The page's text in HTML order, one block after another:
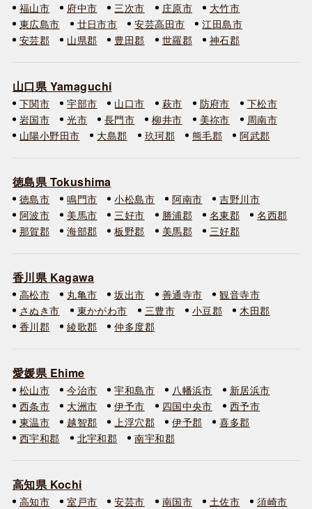
福山市 府中市 三次市 庄原市
大竹市
東広島市
廿日市市 安芸高田市
江田島市
安芸郡
山県郡 豊田郡 世羅郡 神石郡
山口県 Yamaguchi
下関市 宇部市 山口市 萩市 防府市
下松市
岩国市
光市 長門市 柳井市 美祢市
周南市
山陽小野田市
大島郡 玖珂郡 熊毛郡 阿武郡
徳島県 Tokushima
徳島市 鳴門市 小松島市 阿南市
吉野川市
阿波市
美馬市 三好市 勝浦郡 名東郡
名西郡
那賀郡
海部郡 板野郡 美馬郡 三好郡
香川県 Kagawa
高松市 丸亀市 坂出市 善通寺市
観音寺市
さぬき市
東かがわ市 三豊市 小豆郡
木田郡
香川郡
綾歌郡 仲多度郡
愛媛県 Ehime
松山市 今治市 宇和島市 八幡浜市
新居浜市
西条市
大洲市 伊予市 四国中央市
西予市
東温市
越智郡 上浮穴郡 伊予郡
喜多郡
西宇和郡
北宇和郡 南宇和郡
高知県 Kochi
高知市 室戸市 安芸市 南国市 土佐市
須崎市